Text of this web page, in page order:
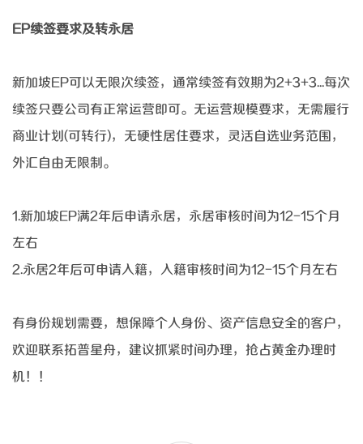
EP续签要求及转永居
新加坡EP可以无限次续签，通常续签有效期为2+3+3...每次
续签只要公司有正常运营即可。无运营规模要求，无需履行
商业计划(可转行)，无硬性居住要求，灵活自选业务范围，
外汇自由无限制。
1.新加坡EP满2年后申请永居，永居审核时间为12-15个月
左右
2.永居2年后可申请入籍，入籍审核时间为12-15个月左右
有身份规划需要，想保障个人身份、资产信息安全的客户，
欢迎联系拓普星舟，建议抓紧时间办理，抢占黄金办理时
机！！